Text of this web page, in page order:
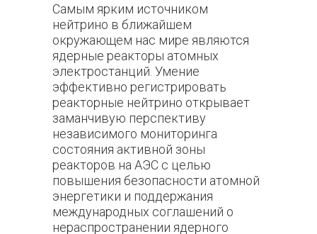
Самым ярким источником
нейтрино в ближайшем
окружающем нас мире являются
ядерные реакторы атомных
электростанций. Умение
эффективно регистрировать
реакторные нейтрино открывает
заманчивую перспективу
независимого мониторинга
состояния активной зоны
реакторов на АЭС с целью
повышения безопасности атомной
энергетики и поддержания
международных соглашений о
нераспространении ядерного